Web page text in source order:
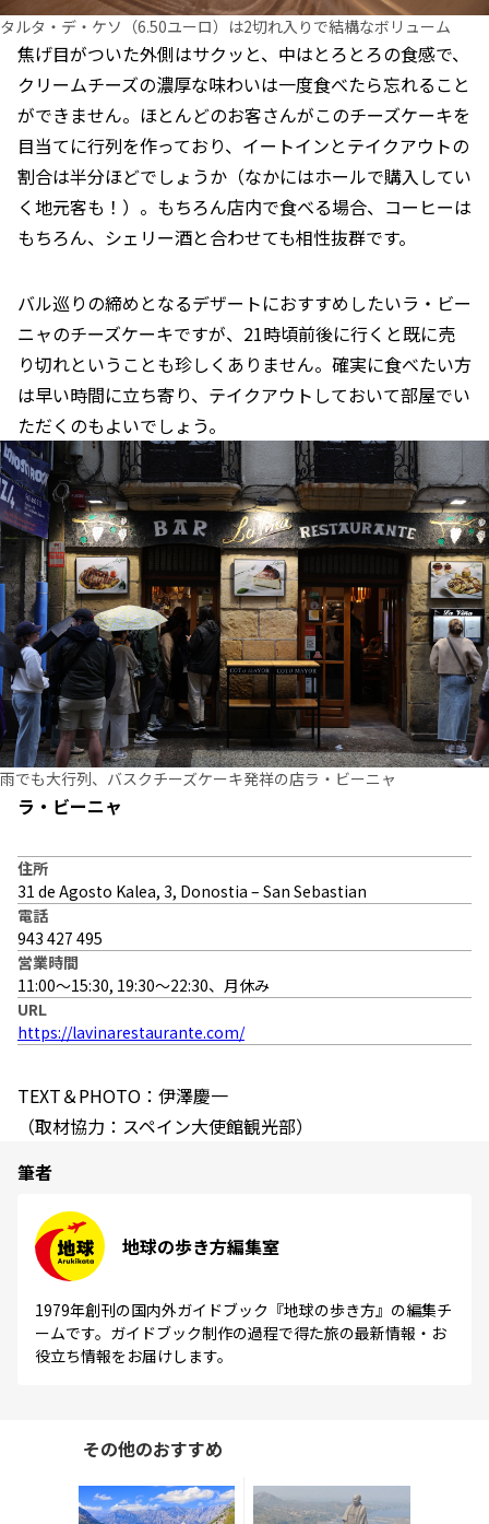
タルタ・デ・ケソ（6.50ユーロ）は2切れ入りで結構なボリューム
焦げ目がついた外側はサクッと、中はとろとろの食感で、
クリームチーズの濃厚な味わいは一度食べたら忘れること
ができません。ほとんどのお客さんがこのチーズケーキを
目当てに行列を作っており、イートインとテイクアウトの
割合は半分ほどでしょうか（なかにはホールで購入してい
く地元客も！）。もちろん店内で食べる場合、コーヒーは
もちろん、シェリー酒と合わせても相性抜群です。
バル巡りの締めとなるデザートにおすすめしたいラ・ビー
ニャのチーズケーキですが、21時頃前後に行くと既に売
り切れということも珍しくありません。確実に食べたい方
は早い時間に立ち寄り、テイクアウトしておいて部屋でい
ただくのもよいでしょう。
雨でも大行列、バスクチーズケーキ発祥の店ラ・ビーニャ
ラ・ビーニャ
住所
31 de Agosto Kalea, 3, Donostia – San Sebastian
電話
943 427 495
営業時間
11:00〜15:30, 19:30〜22:30、月休み
URL
https://lavinarestaurante.com/
TEXT＆PHOTO：伊澤慶一
（取材協力：スペイン大使館観光部）
筆者
地球の歩き方編集室
1979年創刊の国内外ガイドブック『地球の歩き方』の編集チ
ームです。ガイドブック制作の過程で得た旅の最新情報・お
役立ち情報をお届けします。
その他のおすすめ